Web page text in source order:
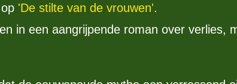
'De stilte van de vrouwen'.
in een aangrijpende roman over verlies,